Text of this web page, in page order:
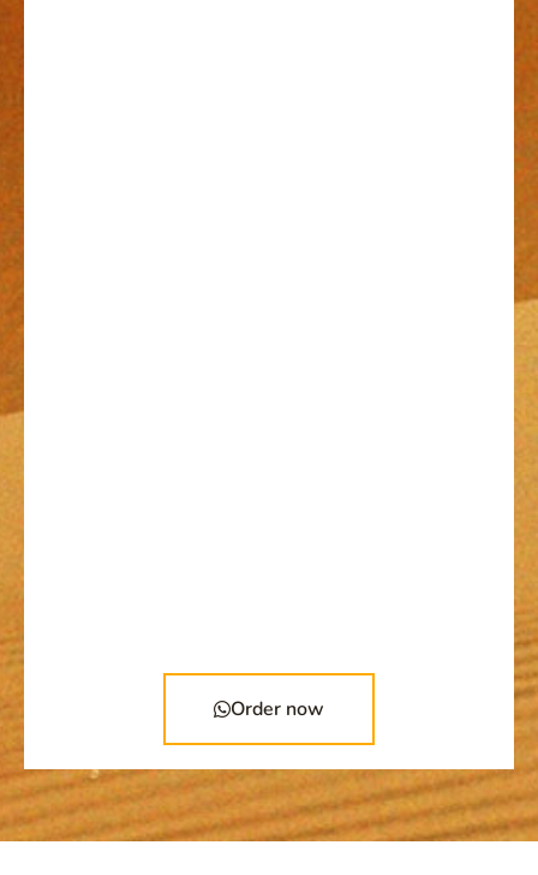
Order now